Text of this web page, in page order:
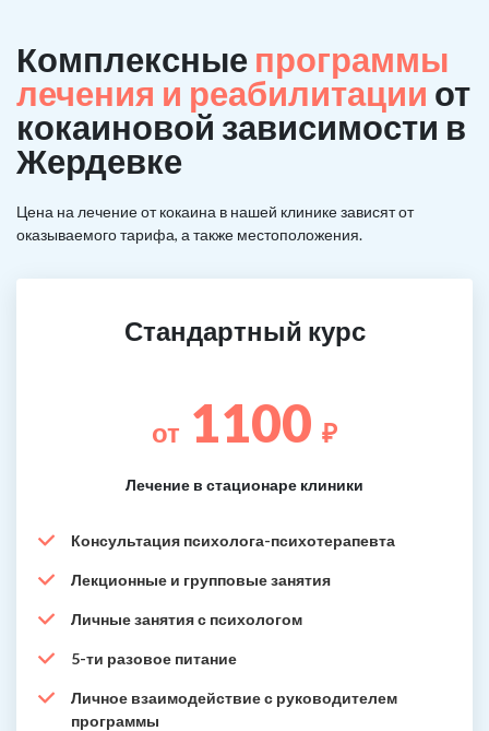
Комплексные программы
лечения и реабилитации от
кокаиновой зависимости в
Жердевке
Цена на лечение от кокаина в нашей клинике зависят от
оказываемого тарифа, а также местоположения.
Стандартный курс
от 1100 ₽
Лечение в стационаре клиники
Консультация психолога-психотерапевта
Лекционные и групповые занятия
Личные занятия с психологом
5-ти разовое питание
Личное взаимодействие с руководителем
программы